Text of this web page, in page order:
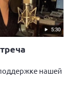
нашей